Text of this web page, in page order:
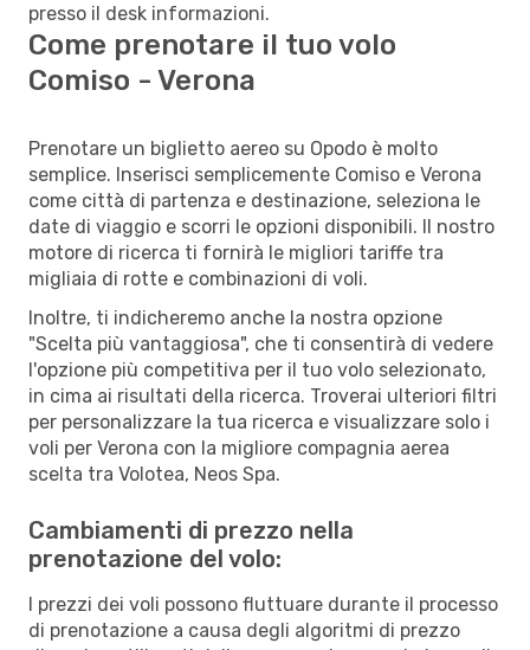
presso il desk informazioni.
Come prenotare il tuo volo
Comiso - Verona
Prenotare un biglietto aereo su Opodo è molto
semplice. Inserisci semplicemente Comiso e Verona
come città di partenza e destinazione, seleziona le
date di viaggio e scorri le opzioni disponibili. Il nostro
motore di ricerca ti fornirà le migliori tariffe tra
migliaia di rotte e combinazioni di voli.
Inoltre, ti indicheremo anche la nostra opzione
"Scelta più vantaggiosa", che ti consentirà di vedere
l'opzione più competitiva per il tuo volo selezionato,
in cima ai risultati della ricerca. Troverai ulteriori filtri
per personalizzare la tua ricerca e visualizzare solo i
voli per Verona con la migliore compagnia aerea
scelta tra Volotea, Neos Spa.
Cambiamenti di prezzo nella
prenotazione del volo:
I prezzi dei voli possono fluttuare durante il processo
di prenotazione a causa degli algoritmi di prezzo